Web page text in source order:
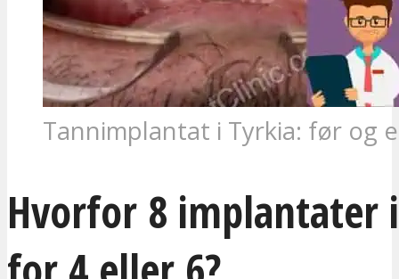
Tannimplantat i Tyrkia: før og
Hvorfor 8 implantater